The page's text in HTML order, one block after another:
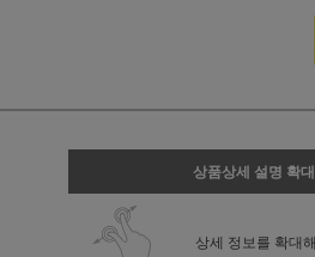
상품상세 설명 확
상세 정보를 확대